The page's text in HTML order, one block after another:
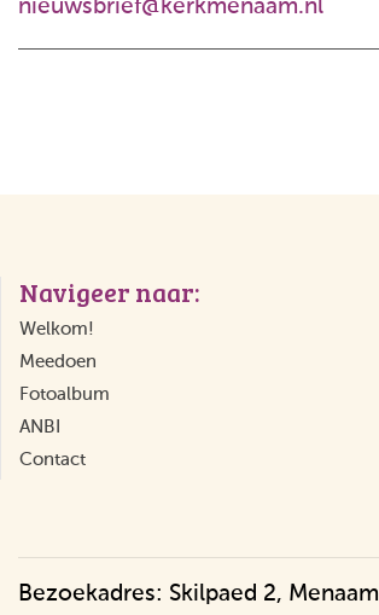
nieuwsbrief@kerkmenaam.nl
Navigeer naar:
Welkom!
Meedoen
Fotoalbum
ANBI
Contact
Bezoekadres: Skilpaed 2, Menaam